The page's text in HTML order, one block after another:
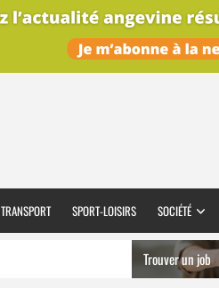
TRANSPORT SPORT-LOISIRS SOCIÉTÉ
Trouver un job